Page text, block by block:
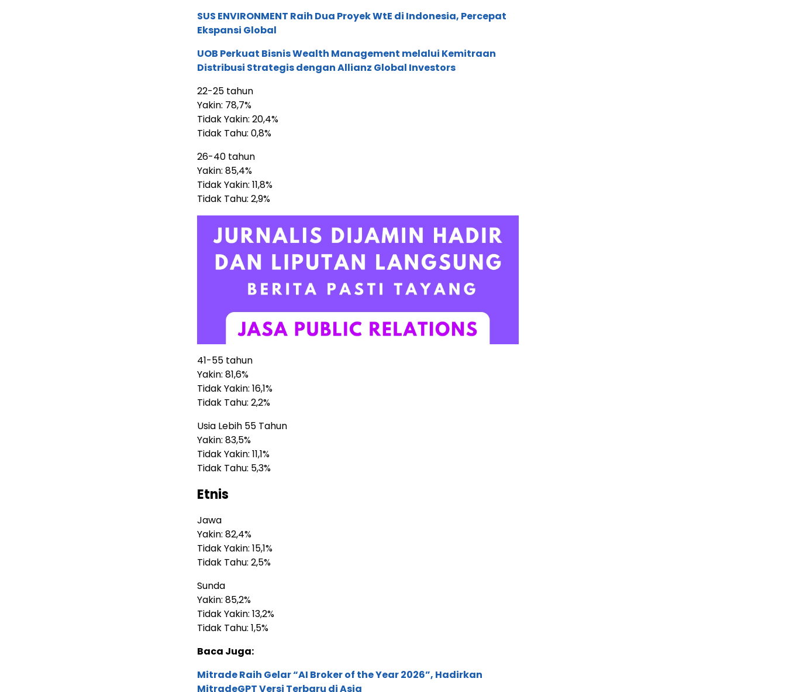
SUS ENVIRONMENT Raih Dua Proyek WtE di Indonesia, Percepat
Ekspansi Global
UOB Perkuat Bisnis Wealth Management melalui Kemitraan
Distribusi Strategis dengan Allianz Global Investors
22-25 tahun
Yakin: 78,7%
Tidak Yakin: 20,4%
Tidak Tahu: 0,8%
26-40 tahun
Yakin: 85,4%
Tidak Yakin: 11,8%
Tidak Tahu: 2,9%
41-55 tahun
Yakin: 81,6%
Tidak Yakin: 16,1%
Tidak Tahu: 2,2%
Usia Lebih 55 Tahun
Yakin: 83,5%
Tidak Yakin: 11,1%
Tidak Tahu: 5,3%
Etnis
Jawa
Yakin: 82,4%
Tidak Yakin: 15,1%
Tidak Tahu: 2,5%
Sunda
Yakin: 85,2%
Tidak Yakin: 13,2%
Tidak Tahu: 1,5%
Baca Juga:
Mitrade Raih Gelar “AI Broker of the Year 2026”, Hadirkan
MitradeGPT Versi Terbaru di Asia